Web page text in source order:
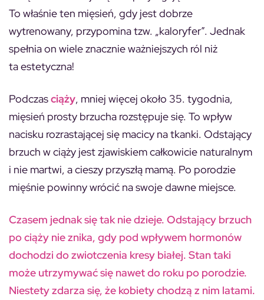
To właśnie ten mięsień, gdy jest dobrze
wytrenowany, przypomina tzw. „kaloryfer”. Jednak
spełnia on wiele znacznie ważniejszych ról niż
ta estetyczna!
Podczasciąży, mniej więcej około 35. tygodnia,
mięsień prosty brzucha rozstępuje się. To wpływ
nacisku rozrastającej się macicy na tkanki. Odstający
brzuch w ciąży jest zjawiskiem całkowicie naturalnym
i nie martwi, a cieszy przyszłą mamą. Po porodzie
mięśnie powinny wrócić na swoje dawne miejsce.
Czasem jednak się tak nie dzieje. Odstający brzuch
po ciąży nie znika, gdy pod wpływem hormonów
dochodzi do zwiotczenia kresy białej. Stan taki
może utrzymywać się nawet do roku po porodzie.
Niestety zdarza się, że kobiety chodzą z nim latami.